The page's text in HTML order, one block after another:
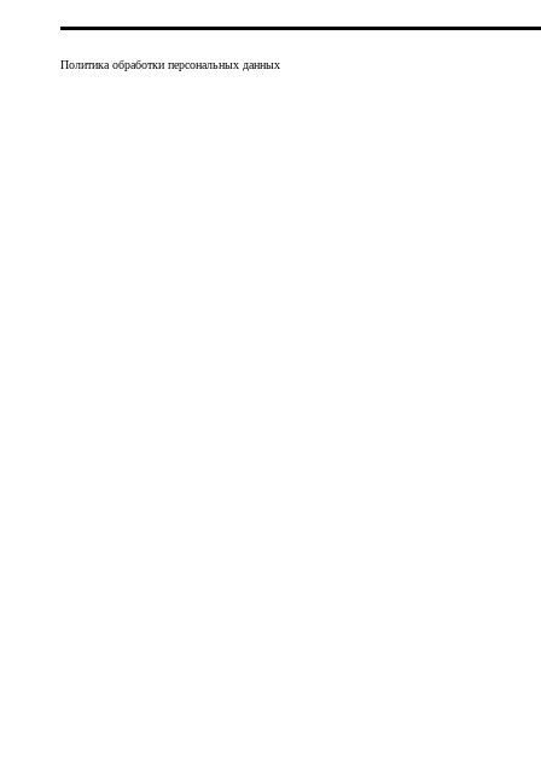
Политика обработки персональных данных